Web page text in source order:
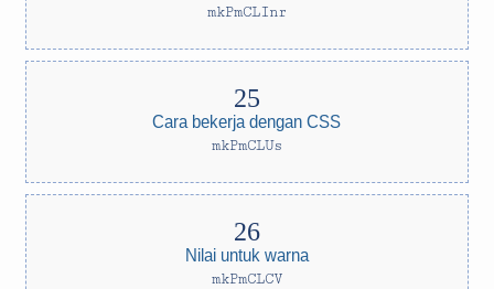
mkPmCLInr
Cara bekerja dengan CSS
mkPmCLUs
Nilai untuk warna
mkPmCLCV